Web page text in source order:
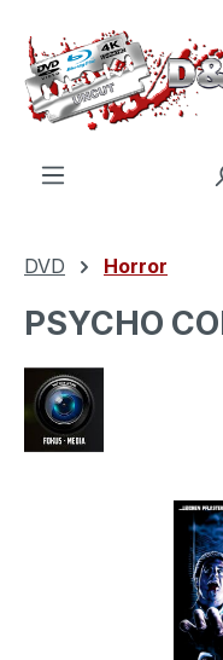
Zum Hauptinhalt
DVD Horror
PSYCHO
Bildergalerie